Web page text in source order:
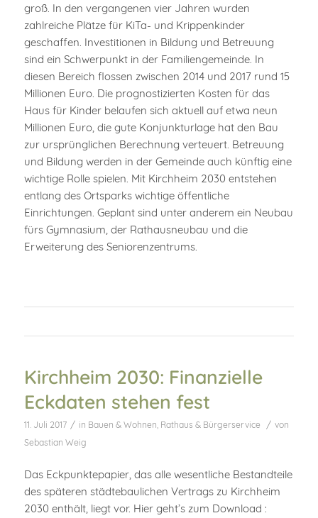
groß. In den vergangenen vier Jahren wurden
zahlreiche Plätze für KiTa- und Krippenkinder
geschaffen. Investitionen in Bildung und Betreuung
sind ein Schwerpunkt in der Familiengemeinde. In
diesen Bereich flossen zwischen 2014 und 2017 rund 15
Millionen Euro. Die prognostizierten Kosten für das
Haus für Kinder belaufen sich aktuell auf etwa neun
Millionen Euro, die gute Konjunkturlage hat den Bau
zur ursprünglichen Berechnung verteuert. Betreuung
und Bildung werden in der Gemeinde auch künftig eine
wichtige Rolle spielen. Mit Kirchheim 2030 entstehen
entlang des Ortsparks wichtige öffentliche
Einrichtungen. Geplant sind unter anderem ein Neubau
fürs Gymnasium, der Rathausneubau und die
Erweiterung des Seniorenzentrums.
Kirchheim 2030: Finanzielle
Eckdaten stehen fest
11. Juli 2017 / in Bauen & Wohnen, Rathaus & Bürgerservice / von
Sebastian Weig
Das Eckpunktepapier, das alle wesentliche Bestandteile
des späteren städtebaulichen Vertrags zu Kirchheim
2030 enthält, liegt vor. Hier geht’s zum Download :